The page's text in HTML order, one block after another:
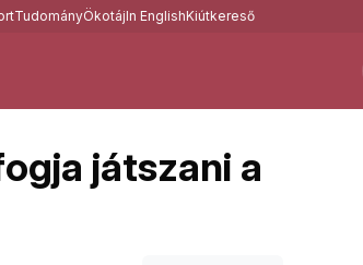
TudományÖkotájIn EnglishKiútkereső
játszani a